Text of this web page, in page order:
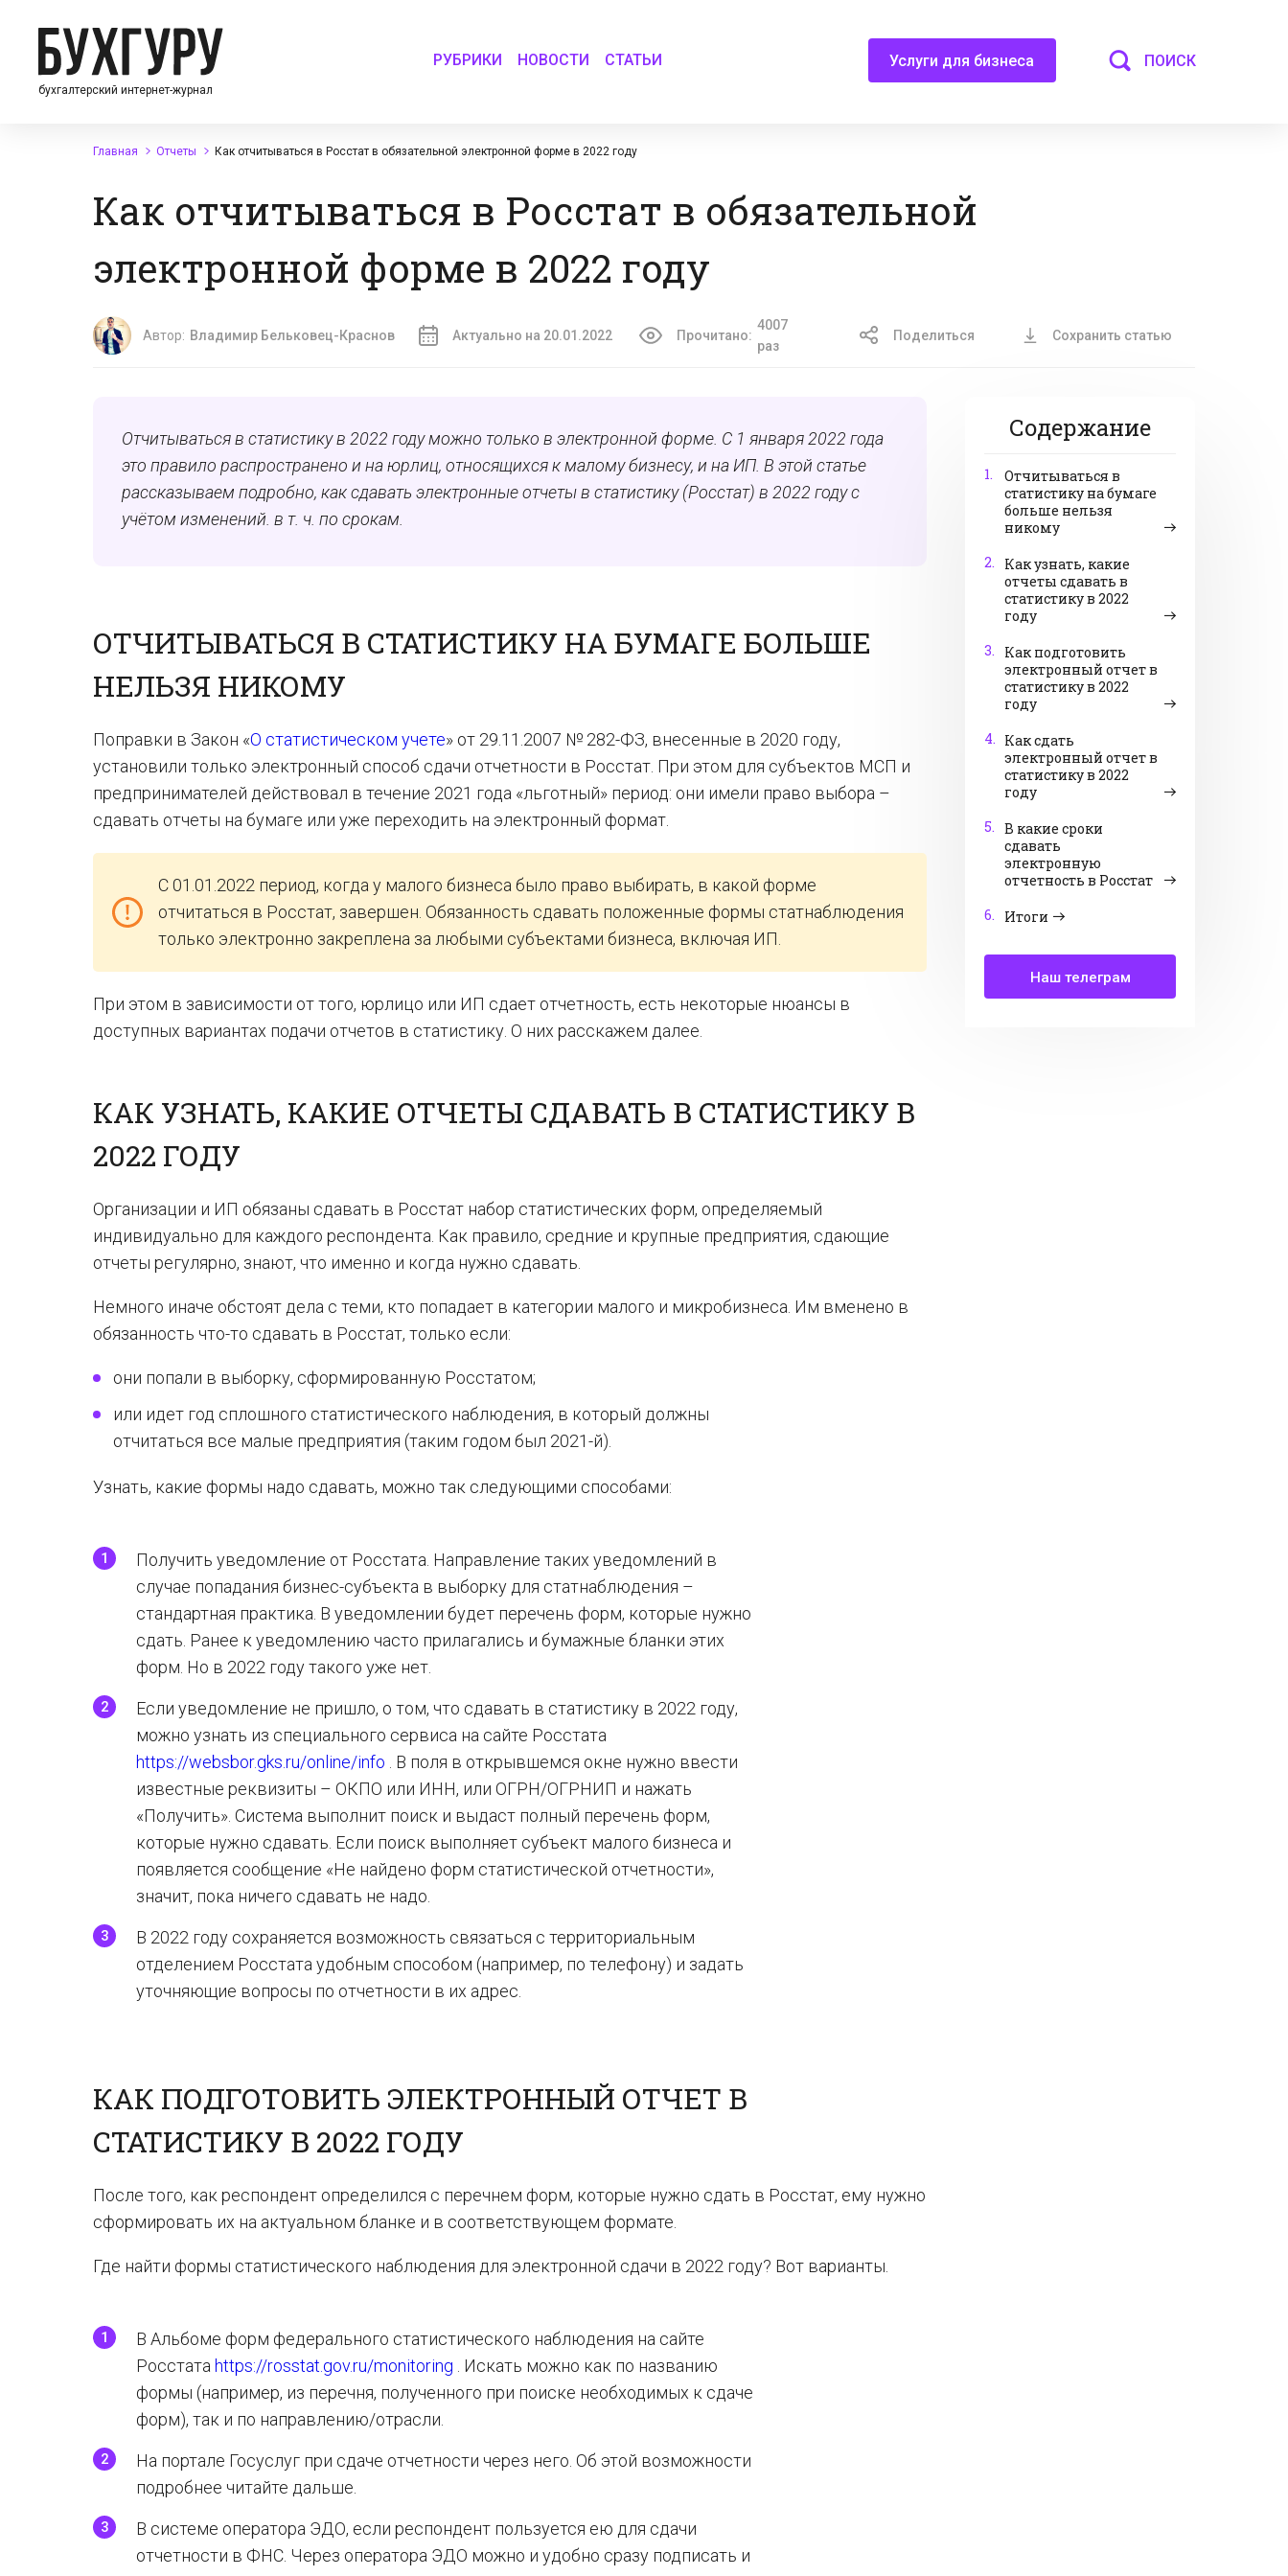
бухгалтерский интернет-журнал
РУБРИКИ НОВОСТИ СТАТЬИ Услуги для бизнеса ПОИСК
Главная Отчеты Как отчитываться в Росстат в обязательной электронной форме в 2022 году
Как отчитываться в Росстат в обязательной
электронной форме в 2022 году
Автор: Владимир Бельковец-Краснов Актуально на 20.01.2022 Прочитано:
4007
раз
Поделиться Сохранить статью
Содержание
1.
Отчитываться в
статистику на бумаге
больше нельзя
никому
2.
Как узнать, какие
отчеты сдавать в
статистику в 2022
году
3.
Как подготовить
электронный отчет в
статистику в 2022
году
4. Как сдать
электронный отчет в
статистику в 2022
году
5. В какие сроки
сдавать
электронную
отчетность в Росстат
6.
Итоги
Наш телеграм
Отчитываться в статистику в 2022 году можно только в электронной форме. С 1 января 2022 года
это правило распространено и на юрлиц, относящихся к малому бизнесу, и на ИП. В этой статье
рассказываем подробно, как сдавать электронные отчеты в статистику (Росстат) в 2022 году с
учётом изменений. в т. ч. по срокам.
ОТЧИТЫВАТЬСЯ В СТАТИСТИКУ НА БУМАГЕ БОЛЬШЕ
НЕЛЬЗЯ НИКОМУ
Поправки в Закон «О статистическом учете» от 29.11.2007 № 282-ФЗ, внесенные в 2020 году,
установили только электронный способ сдачи отчетности в Росстат. При этом для субъектов МСП и
предпринимателей действовал в течение 2021 года «льготный» период: они имели право выбора –
сдавать отчеты на бумаге или уже переходить на электронный формат.
С 01.01.2022 период, когда у малого бизнеса было право выбирать, в какой форме
отчитаться в Росстат, завершен. Обязанность сдавать положенные формы статнаблюдения
только электронно закреплена за любыми субъектами бизнеса, включая ИП.
При этом в зависимости от того, юрлицо или ИП сдает отчетность, есть некоторые нюансы в
доступных вариантах подачи отчетов в статистику. О них расскажем далее.
КАК УЗНАТЬ, КАКИЕ ОТЧЕТЫ СДАВАТЬ В СТАТИСТИКУ В
2022 ГОДУ
Организации и ИП обязаны сдавать в Росстат набор статистических форм, определяемый
индивидуально для каждого респондента. Как правило, средние и крупные предприятия, сдающие
отчеты регулярно, знают, что именно и когда нужно сдавать.
Немного иначе обстоят дела с теми, кто попадает в категории малого и микробизнеса. Им вменено в
обязанность что-то сдавать в Росстат, только если:
они попали в выборку, сформированную Росстатом;
или идет год сплошного статистического наблюдения, в который должны
отчитаться все малые предприятия (таким годом был 2021-й).
Узнать, какие формы надо сдавать, можно так следующими способами:
Получить уведомление от Росстата. Направление таких уведомлений в
случае попадания бизнес-субъекта в выборку для статнаблюдения –
стандартная практика. В уведомлении будет перечень форм, которые нужно
сдать. Ранее к уведомлению часто прилагались и бумажные бланки этих
форм. Но в 2022 году такого уже нет.
Если уведомление не пришло, о том, что сдавать в статистику в 2022 году,
можно узнать из специального сервиса на сайте Росстата
https://websbor.gks.ru/online/info . В поля в открывшемся окне нужно ввести
известные реквизиты – ОКПО или ИНН, или ОГРН/ОГРНИП и нажать
«Получить». Система выполнит поиск и выдаст полный перечень форм,
которые нужно сдавать. Если поиск выполняет субъект малого бизнеса и
появляется сообщение «Не найдено форм статистической отчетности»,
значит, пока ничего сдавать не надо.
В 2022 году сохраняется возможность связаться с территориальным
отделением Росстата удобным способом (например, по телефону) и задать
уточняющие вопросы по отчетности в их адрес.
КАК ПОДГОТОВИТЬ ЭЛЕКТРОННЫЙ ОТЧЕТ В
СТАТИСТИКУ В 2022 ГОДУ
После того, как респондент определился с перечнем форм, которые нужно сдать в Росстат, ему нужно
сформировать их на актуальном бланке и в соответствующем формате.
Где найти формы статистического наблюдения для электронной сдачи в 2022 году? Вот варианты.
В Альбоме форм федерального статистического наблюдения на сайте
Росстата https://rosstat.gov.ru/monitoring . Искать можно как по названию
формы (например, из перечня, полученного при поиске необходимых к сдаче
форм), так и по направлению/отрасли.
На портале Госуслуг при сдаче отчетности через него. Об этой возможности
подробнее читайте дальше.
В системе оператора ЭДО, если респондент пользуется ею для сдачи
отчетности в ФНС. Через оператора ЭДО можно и удобно сразу подписать и